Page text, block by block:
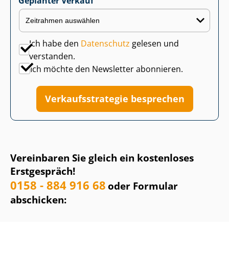
Vereinbaren Sie gleich ein kostenloses
Erstgespräch!
0158 - 884 916 68oder Formular
abschicken:
Ich habe den Datenschutz gelesen und
verstanden.
Ich möchte den Newsletter abonnieren.
Ver­kaufs­stra­te­gie besprechen